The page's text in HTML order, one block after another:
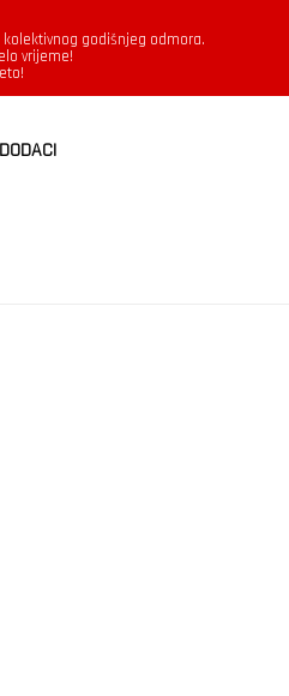
kolektivnog godišnjeg odmora.
vrijeme!
DODACI